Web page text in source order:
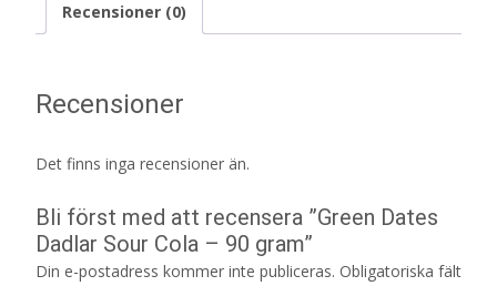
Recensioner (0)
Recensioner
Det finns inga recensioner än.
Bli först med att recensera ”Green Dates
Dadlar Sour Cola – 90 gram”
Din e-postadress kommer inte publiceras. Obligatoriska fält